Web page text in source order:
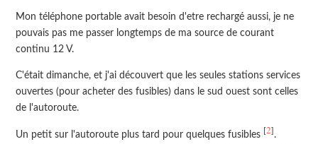
Mon téléphone portable avait besoin d'etre rechargé aussi, je ne
pouvais pas me passer longtemps de ma source de courant
continu 12 V.
C'était dimanche, et j'ai découvert que les seules stations services
ouvertes (pour acheter des fusibles) dans le sud ouest sont celles
de l'autoroute.
Un petit sur l'autoroute plus tard pour quelques fusibles [2] .